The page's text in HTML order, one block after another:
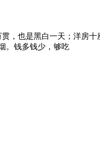
也是黑白一天；洋房十
。钱多钱少，够吃